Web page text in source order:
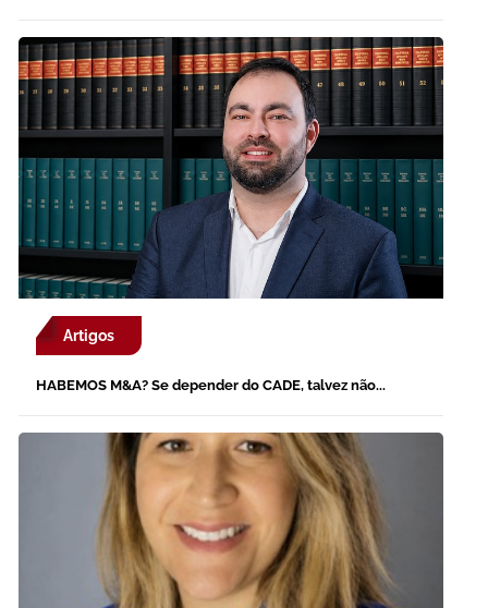
Artigos
HABEMOS M&A? Se depender do CADE, talvez não...